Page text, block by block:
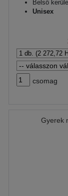
Belső
Unisex
csomag
Gyerek